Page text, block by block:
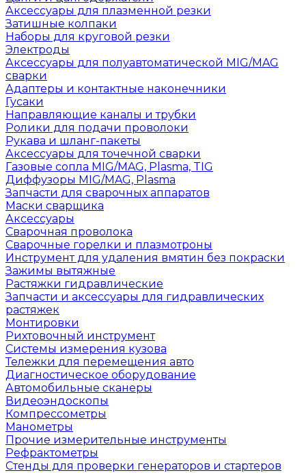
Аксессуары для плазменной резки
Затишные колпаки
Наборы для круговой резки
Электроды
Аксессуары для полуавтоматической MIG/MAG
сварки
Адаптеры и контактные наконечники
Гусаки
Направляющие каналы и трубки
Ролики для подачи проволоки
Рукава и шланг-пакеты
Аксессуары для точечной сварки
Газовые сопла MIG/MAG, Plasma, TIG
Диффузоры MIG/MAG, Plasma
Запчасти для сварочных аппаратов
Маски сварщика
Аксессуары
Сварочная проволока
Сварочные горелки и плазмотроны
Инструмент для удаления вмятин без покраски
Зажимы вытяжные
Растяжки гидравлические
Запчасти и аксессуары для гидравлических
растяжек
Монтировки
Рихтовочный инструмент
Системы измерения кузова
Тележки для перемещения авто
Диагностическое оборудование
Автомобильные сканеры
Видеоэндоскопы
Компрессометры
Манометры
Прочие измерительные инструменты
Рефрактометры
Стенды для проверки генераторов и стартеров